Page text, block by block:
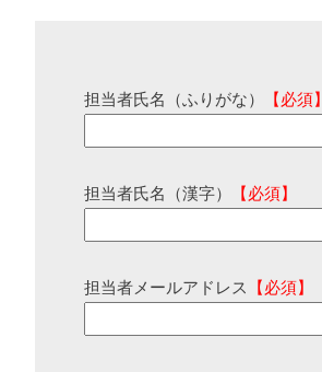
担当者氏名（ふりがな） 【必須】
担当者氏名（漢字） 【必須】
担当者メールアドレス 【必須】